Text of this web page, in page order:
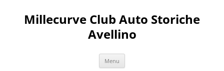
contenuto
Millecurve Club Auto Storiche
Avellino
Menu